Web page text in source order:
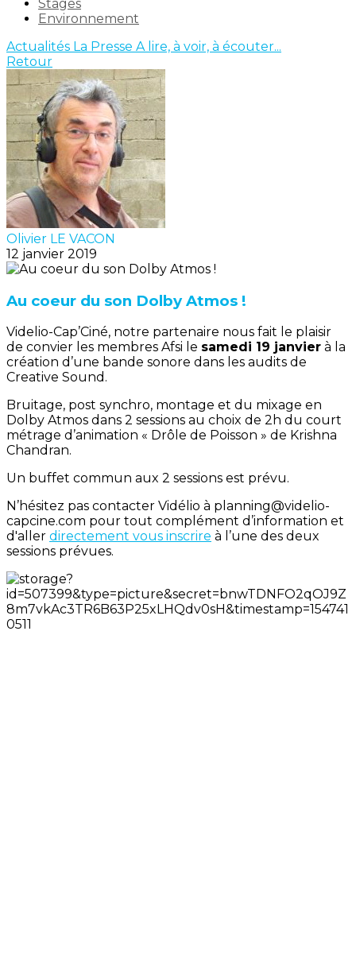
Stages
Environnement
Actualités La Presse A lire, à voir, à écouter...
Retour
Olivier LE VACON
12 janvier 2019
Au coeur du son Dolby Atmos !
Videlio-Cap’Ciné, notre partenaire nous fait le plaisir
de convier les membres Afsi le samedi 19 janvier à la
création d’une bande sonore dans les audits de
Creative Sound.
Bruitage, post synchro, montage et du mixage en
Dolby Atmos dans 2 sessions au choix de 2h du court
métrage d’animation « Drôle de Poisson » de Krishna
Chandran.
Un buffet commun aux 2 sessions est prévu.
N’hésitez pas contacter Vidélio à planning@videlio-
capcine.com pour tout complément d’information et
d'aller directement vous inscrire à l’une des deux
sessions prévues.